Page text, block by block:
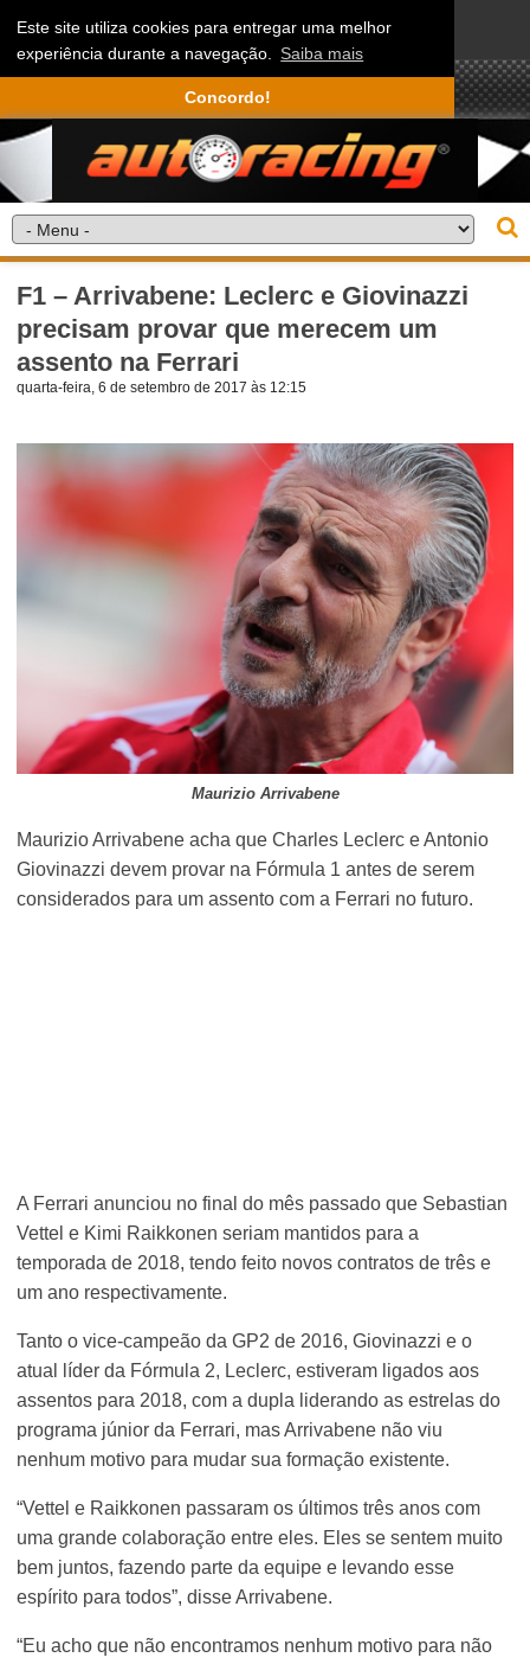
Este site utiliza cookies para entregar uma melhor
experiência durante a navegação. Saiba mais
Concordo!
F1 – Arrivabene: Leclerc e Giovinazzi
precisam provar que merecem um
assento na Ferrari
quarta-feira, 6 de setembro de 2017 às 12:15
Maurizio Arrivabene
Maurizio Arrivabene acha que Charles Leclerc e Antonio
Giovinazzi devem provar na Fórmula 1 antes de serem
considerados para um assento com a Ferrari no futuro.
A Ferrari anunciou no final do mês passado que Sebastian
Vettel e Kimi Raikkonen seriam mantidos para a
temporada de 2018, tendo feito novos contratos de três e
um ano respectivamente.
Tanto o vice-campeão da GP2 de 2016, Giovinazzi e o
atual líder da Fórmula 2, Leclerc, estiveram ligados aos
assentos para 2018, com a dupla liderando as estrelas do
programa júnior da Ferrari, mas Arrivabene não viu
nenhum motivo para mudar sua formação existente.
“Vettel e Raikkonen passaram os últimos três anos com
uma grande colaboração entre eles. Eles se sentem muito
bem juntos, fazendo parte da equipe e levando esse
espírito para todos”, disse Arrivabene.
“Eu acho que não encontramos nenhum motivo para não